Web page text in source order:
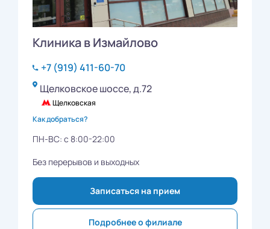
Клиника в Измайлово
+7 (919) 411-60-70
Щелковское шоссе, д.72
Щелковская
Как добраться?
ПН-ВС: с 8:00-22:00
Без перерывов и выходных
Записаться на прием
Подробнее о филиале